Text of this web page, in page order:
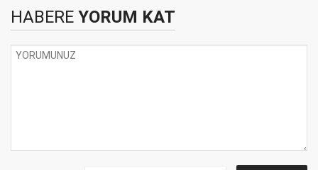
HABERE YORUM KAT